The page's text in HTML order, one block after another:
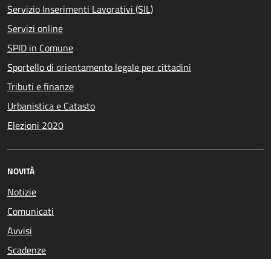
Servizio Inserimenti Lavorativi (SIL)
Servizi online
SPID in Comune
Sportello di orientamento legale per cittadini
Tributi e finanze
Urbanistica e Catasto
Elezioni 2020
NOVITÀ
Notizie
Comunicati
Avvisi
Scadenze